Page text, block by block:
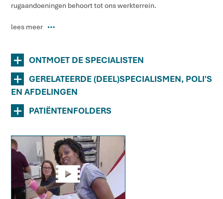
rugaandoeningen behoort tot ons werkterrein.
lees meer P
+ ONTMOET DE SPECIALISTEN
+
GERELATEERDE (DEEL)SPECIALISMEN, POLI'S
EN AFDELINGEN
+ PATIËNTENFOLDERS
y